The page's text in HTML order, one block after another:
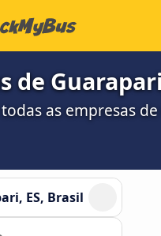
de
as empresas